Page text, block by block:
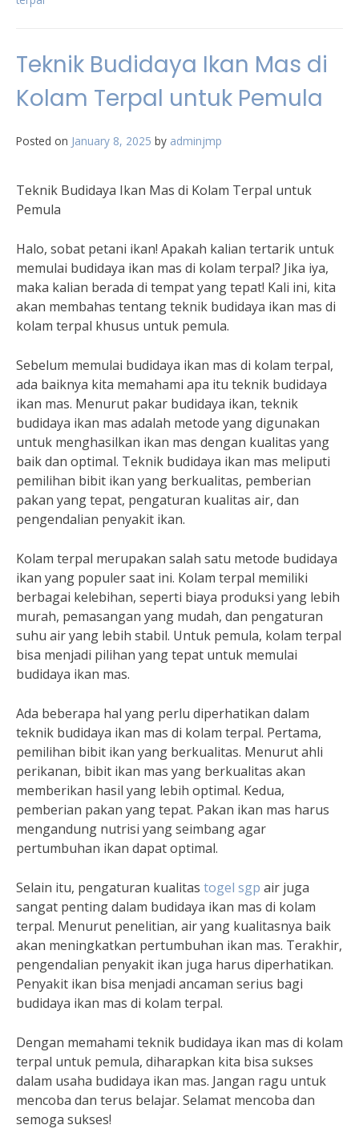
Teknik Budidaya Ikan Mas di
Kolam Terpal untuk Pemula
Posted on January 8, 2025 by adminjmp
Teknik Budidaya Ikan Mas di Kolam Terpal untuk
Pemula
Halo, sobat petani ikan! Apakah kalian tertarik untuk
memulai budidaya ikan mas di kolam terpal? Jika iya,
maka kalian berada di tempat yang tepat! Kali ini, kita
akan membahas tentang teknik budidaya ikan mas di
kolam terpal khusus untuk pemula.
Sebelum memulai budidaya ikan mas di kolam terpal,
ada baiknya kita memahami apa itu teknik budidaya
ikan mas. Menurut pakar budidaya ikan, teknik
budidaya ikan mas adalah metode yang digunakan
untuk menghasilkan ikan mas dengan kualitas yang
baik dan optimal. Teknik budidaya ikan mas meliputi
pemilihan bibit ikan yang berkualitas, pemberian
pakan yang tepat, pengaturan kualitas air, dan
pengendalian penyakit ikan.
Kolam terpal merupakan salah satu metode budidaya
ikan yang populer saat ini. Kolam terpal memiliki
berbagai kelebihan, seperti biaya produksi yang lebih
murah, pemasangan yang mudah, dan pengaturan
suhu air yang lebih stabil. Untuk pemula, kolam terpal
bisa menjadi pilihan yang tepat untuk memulai
budidaya ikan mas.
Ada beberapa hal yang perlu diperhatikan dalam
teknik budidaya ikan mas di kolam terpal. Pertama,
pemilihan bibit ikan yang berkualitas. Menurut ahli
perikanan, bibit ikan mas yang berkualitas akan
memberikan hasil yang lebih optimal. Kedua,
pemberian pakan yang tepat. Pakan ikan mas harus
mengandung nutrisi yang seimbang agar
pertumbuhan ikan dapat optimal.
Selain itu, pengaturan kualitas togel sgp air juga
sangat penting dalam budidaya ikan mas di kolam
terpal. Menurut penelitian, air yang kualitasnya baik
akan meningkatkan pertumbuhan ikan mas. Terakhir,
pengendalian penyakit ikan juga harus diperhatikan.
Penyakit ikan bisa menjadi ancaman serius bagi
budidaya ikan mas di kolam terpal.
Dengan memahami teknik budidaya ikan mas di kolam
terpal untuk pemula, diharapkan kita bisa sukses
dalam usaha budidaya ikan mas. Jangan ragu untuk
mencoba dan terus belajar. Selamat mencoba dan
semoga sukses!